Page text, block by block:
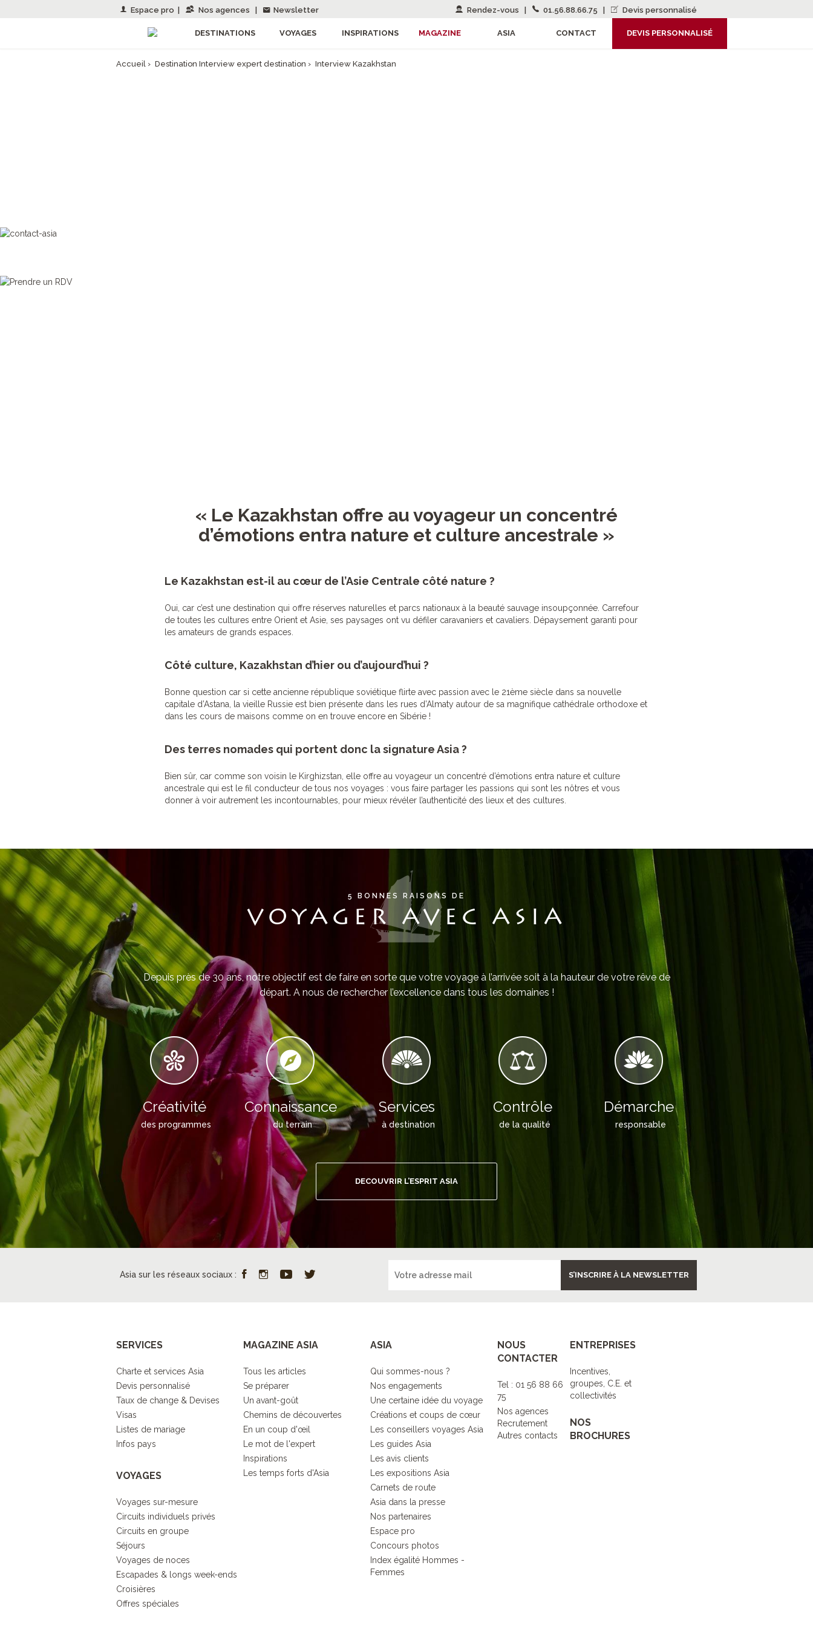
Espace pro Nos agences Newsletter Rendez-vous 01.56.88.66.75 Devis personnalisé
DESTINATIONS VOYAGES INSPIRATIONS MAGAZINE ASIA CONTACT DEVIS PERSONNALISÉ
Accueil › Destination Interview expert destination › Interview Kazakhstan
« Le Kazakhstan offre au voyageur un concentré
d’émotions entra nature et culture ancestrale »
Le Kazakhstan est-il au cœur de l’Asie Centrale côté nature ?
Oui, car c’est une destination qui offre réserves naturelles et parcs nationaux à la beauté sauvage insoupçonnée. Carrefour
de toutes les cultures entre Orient et Asie, ses paysages ont vu défiler caravaniers et cavaliers. Dépaysement garanti pour
les amateurs de grands espaces.
Côté culture, Kazakhstan d’hier ou d’aujourd’hui ?
Bonne question car si cette ancienne république soviétique flirte avec passion avec le 21ème siècle dans sa nouvelle
capitale d’Astana, la vieille Russie est bien présente dans les rues d’Almaty autour de sa magnifique cathédrale orthodoxe et
dans les cours de maisons comme on en trouve encore en Sibérie !
Des terres nomades qui portent donc la signature Asia ?
Bien sûr, car comme son voisin le Kirghizstan, elle offre au voyageur un concentré d’émotions entra nature et culture
ancestrale qui est le fil conducteur de tous nos voyages : vous faire partager les passions qui sont les nôtres et vous
donner à voir autrement les incontournables, pour mieux révéler l’authenticité des lieux et des cultures.
5 BONNES RAISONS DE
VOYAGER AVEC ASIA
Depuis près de 30 ans, notre objectif est de faire en sorte que votre voyage à l’arrivée soit à la hauteur de votre rêve de
départ. A nous de rechercher l’excellence dans tous les domaines !
Créativité
des programmes
Connaissance
du terrain
Services
à destination
Contrôle
de la qualité
Démarche
responsable
DECOUVRIR L’ESPRIT ASIA
Asia sur les réseaux sociaux : S’INSCRIRE À LA NEWSLETTER
SERVICES
Charte et services Asia
Devis personnalisé
Taux de change & Devises
Visas
Listes de mariage
Infos pays
VOYAGES
Voyages sur-mesure
Circuits individuels privés
Circuits en groupe
Séjours
Voyages de noces
Escapades & longs week-ends
Croisières
Offres spéciales
MAGAZINE ASIA
Tous les articles
Se préparer
Un avant-goût
Chemins de découvertes
En un coup d'œil
Le mot de l'expert
Inspirations
Les temps forts d'Asia
ASIA
Qui sommes-nous ?
Nos engagements
Une certaine idée du voyage
Créations et coups de cœur
Les conseillers voyages Asia
Les guides Asia
Les avis clients
Les expositions Asia
Carnets de route
Asia dans la presse
Nos partenaires
Espace pro
Concours photos
Index égalité Hommes -
Femmes
NOUS
CONTACTER
Tel : 01 56 88 66
75
Nos agences
Recrutement
Autres contacts
ENTREPRISES
Incentives,
groupes, C.E. et
collectivités
NOS
BROCHURES